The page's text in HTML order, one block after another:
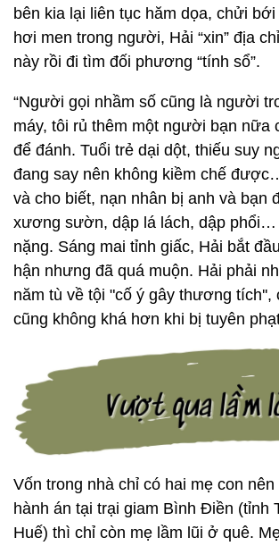
bên kia lại liên tục hăm dọa, chửi
hơi men trong người, Hải “xin” địa
này rồi đi tìm đối phương “tính sổ”.
“Người gọi nhầm số cũng là người
máy, tôi rủ thêm một người bạn nữa
để đánh. Tuổi trẻ dại dột, thiếu suy
đang say nên không kiềm chế
và cho biết, nạn nhân bị anh và bạn
xương sườn, dập lá lách, dập
nặng. Sáng mai tỉnh giấc, Hải bắt
hận nhưng đã quá muộn. Hải phải
năm tù về tội "cố ý gây thương tích'',
cũng không khá hơn khi bị tuyên
Vốn trong nhà chỉ có hai mẹ con
hành án tại trại giam Bình Điền (tỉnh
Huế) thì chỉ còn mẹ lầm lũi ở quê.